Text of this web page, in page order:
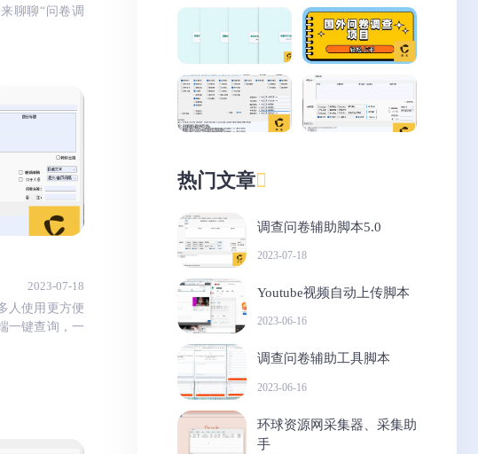
聊聊“问卷调
2023-07-18
人使用更方便
一键查询，一
热门文章
调查问卷辅助脚本5.0
2023-07-18
Youtube视频自动上传脚本
2023-06-16
调查问卷辅助工具脚本
2023-06-16
环球资源网采集器、采集助
手